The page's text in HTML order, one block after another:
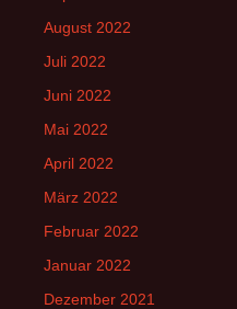
August 2022
Juli 2022
Juni 2022
Mai 2022
April 2022
März 2022
Februar 2022
Januar 2022
Dezember 2021